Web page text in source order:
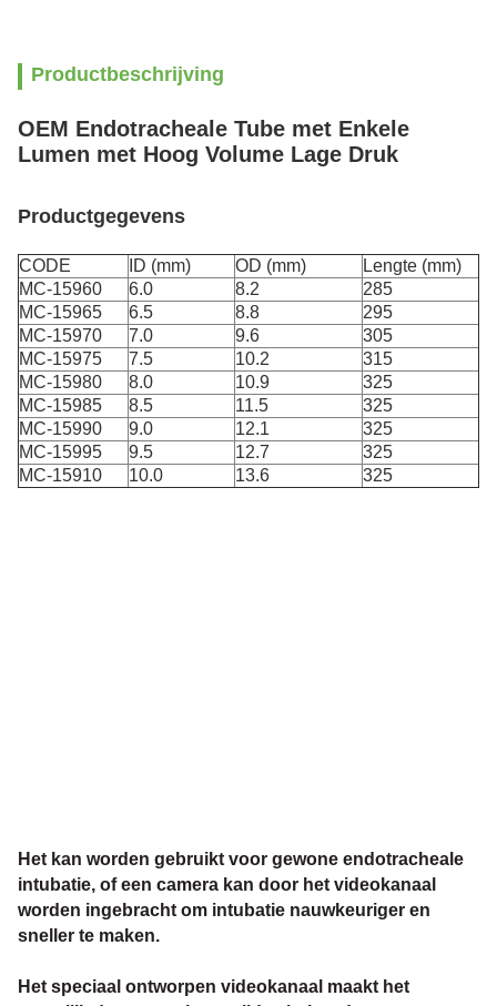
Productbeschrijving
OEM Endotracheale Tube met Enkele
Lumen met Hoog Volume Lage Druk
Productgegevens
CODE ID (mm) OD (mm)
Lengte (mm)
MC-15960
6.0 8.2
285
MC-15965
6.5 8.8
295
MC-15970
7.0 9.6
305
MC-15975
7.5 10.2
315
MC-15980
8.0 10.9
325
MC-15985
8.5 11.5
325
MC-15990
9.0 12.1
325
MC-15995
9.5 12.7
325
MC-15910
10.0 13.6 325
Het kan worden gebruikt voor gewone endotracheale
intubatie, of een camera kan door het videokanaal
worden ingebracht om intubatie nauwkeuriger en
sneller te maken.
Het speciaal ontworpen videokanaal maakt het